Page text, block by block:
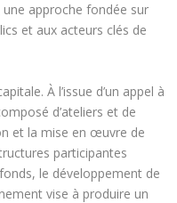
approche fondée sur
et aux acteurs clés de
À l’issue d’un appel à
d’ateliers et de
et la mise en œuvre de
participantes
le développement de
vise à produire un